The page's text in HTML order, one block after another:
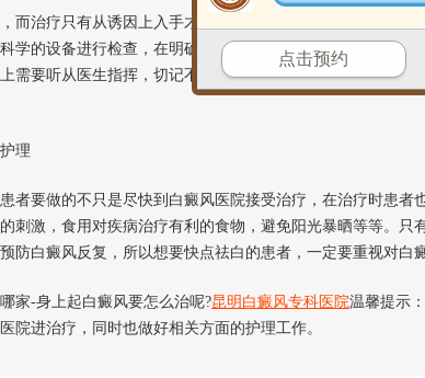
治疗只有从诱因上入手才能科学治疗该疾病。一般而言，正
学的设备进行检查，在明确诱因后再开展针对性治疗，这样
需要听从医生指挥，切记不要自己盲目用药，这样不仅会影
理
要做的不只是尽快到白癜风医院接受治疗，在治疗时患者
刺激，食用对疾病治疗有利的食物，避免阳光暴晒等等。只
防白癜风反复，所以想要快点祛白的患者，一定要重视对白
-身上起白癜风要怎么治呢?昆明白癜风专科医院温馨提示
院进治疗，同时也做好相关方面的护理工作。
点击预约